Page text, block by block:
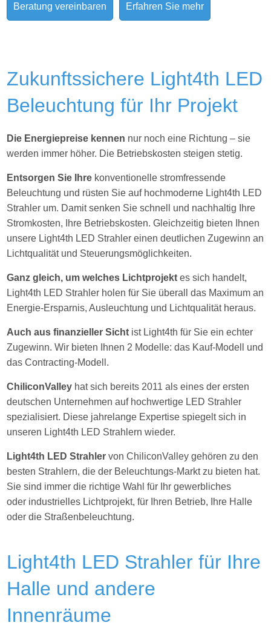
Beratung vereinbaren Erfahren Sie mehr
Zukunftssichere Light4th LED
Beleuchtung für Ihr Projekt
Die Energiepreise kennen nur noch eine Richtung – sie
werden immer höher. Die Betriebskosten steigen stetig.
Entsorgen Sie Ihre konventionelle stromfressende
Beleuchtung und rüsten Sie auf hochmoderne Light4th LED
Strahler um. Damit senken Sie schnell und nachhaltig Ihre
Stromkosten, Ihre Betriebskosten. Gleichzeitig bieten Ihnen
unsere Light4th LED Strahler einen deutlichen Zugewinn an
Lichtqualität und Steuerungsmöglichkeiten.
Ganz gleich, um welches Lichtprojektes sich handelt,
Light4th LED Strahler holen für Sie überall das Maximum an
Energie-Ersparnis, Ausleuchtung und Lichtqualität heraus.
Auch aus finanzieller Sicht ist Light4th für Sie ein echter
Zugewinn. Wir bieten Ihnen 2 Modelle: das Kauf-Modell und
das Contracting-Modell.
ChiliconValley hat sich bereits 2011 als eines der ersten
deutschen Unternehmen auf hochwertige LED Strahler
spezialisiert. Diese jahrelange Expertise spiegelt sich in
unseren Light4th LED Strahlern wieder.
Light4th LED Strahler von ChiliconValley gehören zu den
besten Strahlern, die der Beleuchtungs-Markt zu bieten hat.
Sie sind immer die richtige Wahl für Ihr gewerbliches
oder industrielles Lichtprojekt, für Ihren Betrieb, Ihre Halle
oder die Straßenbeleuchtung.
Light4th LED Strahler für Ihre
Halle und andere
Innenräume